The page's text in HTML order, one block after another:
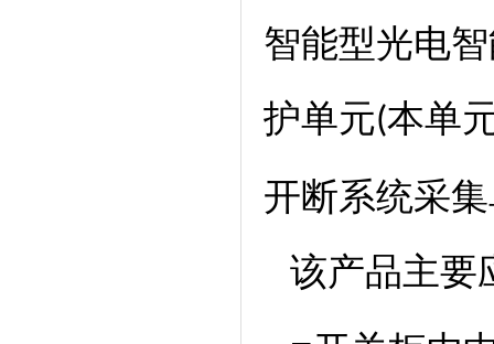
智能型光电
护单元(本单
开断系统采
该产品主要